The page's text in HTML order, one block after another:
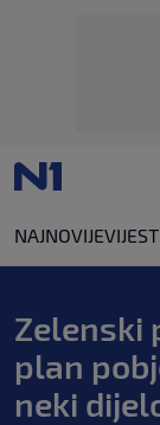
NAJNOVIJE
Zelenski
plan
neki